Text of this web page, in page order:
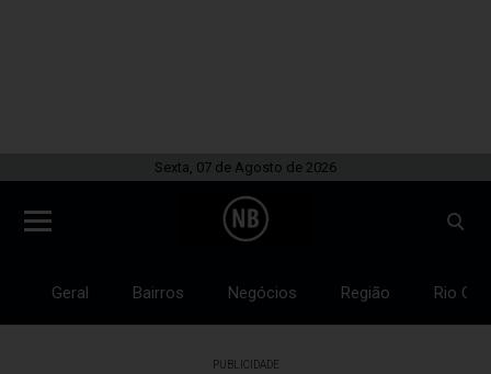
Sexta, 07 de Agosto de 2026
Geral Bairros Negócios Região Rio
PUBLICIDADE